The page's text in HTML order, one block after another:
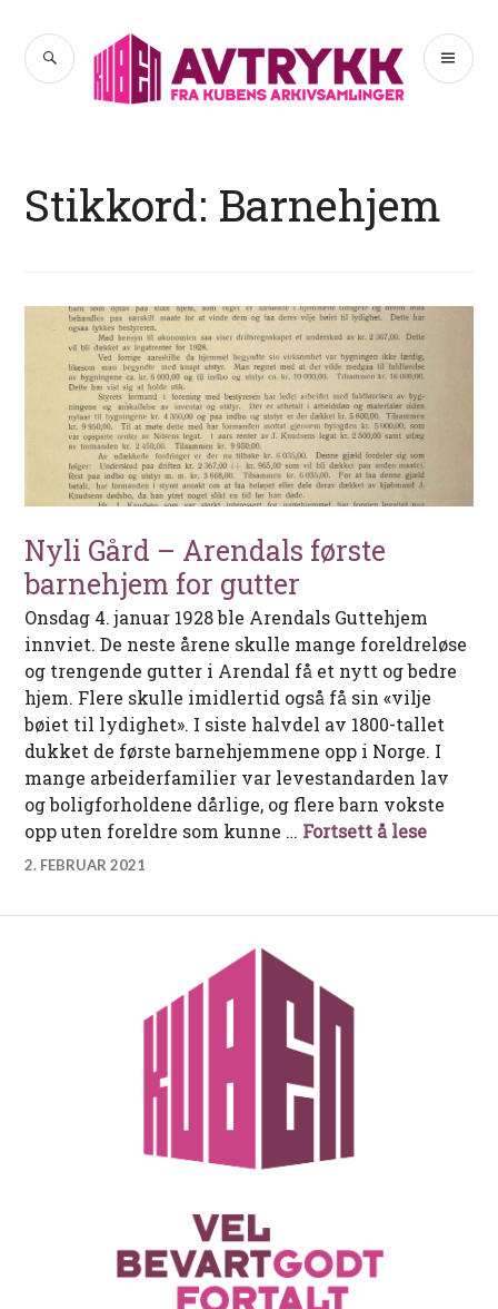
innhold
Avtrykk
SØK
Stikkord: Barnehjem
Nyli Gård – Arendals første
barnehjem for gutter
Onsdag 4. januar 1928 ble Arendals Guttehjem
innviet. De neste årene skulle mange foreldreløse
og trengende gutter i Arendal få et nytt og bedre
hjem. Flere skulle imidlertid også få sin «vilje
bøiet til lydighet». I siste halvdel av 1800-tallet
dukket de første barnehjemmene opp i Norge. I
mange arbeiderfamilier var levestandarden lav
og boligforholdene dårlige, og flere barn vokste
opp uten foreldre som kunne … Fortsett å leseNyli
2. FEBRUAR 2021